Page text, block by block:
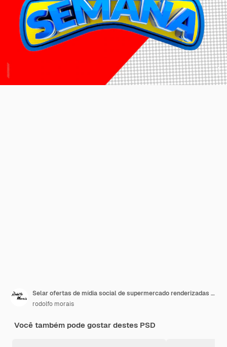
Selar ofertas de mídia social de supermercado renderizadas em 3d
rodolfo morais
Você também pode gostar destes PSD